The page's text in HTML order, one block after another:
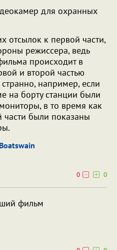
для охранных
отсылок к первой части,
режиссера, ведь
происходит в
и второй частью
например, если
на борту станции были
в то время как
части были показаны
Boatswain
0
0
фильм